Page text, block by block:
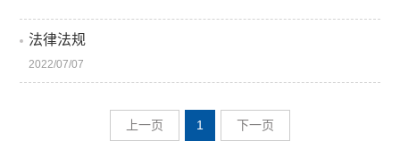
法律法规
2022/07/07
上一页 1 下一页